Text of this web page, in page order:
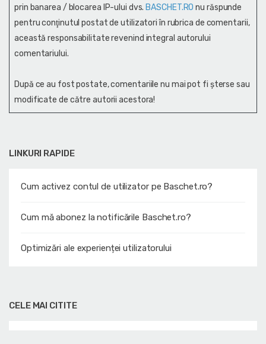
LINKURI RAPIDE
Cum activez contul de utilizator pe Baschet.ro?
Cum mă abonez la notificările Baschet.ro?
Optimizări ale experienței utilizatorului
prin banarea / blocarea IP-ului dvs. BASCHET.RO nu răspunde
pentru conţinutul postat de utilizatori în rubrica de comentarii,
această responsabilitate revenind integral autorului
comentariului.
După ce au fost postate, comentariile nu mai pot fi șterse sau
modificate de către autorii acestora!
CELE MAI CITITE